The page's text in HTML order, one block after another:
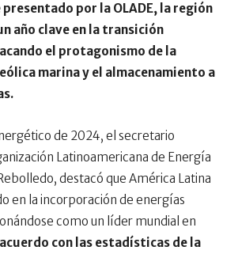
por la OLADE, la región
año clave en la transición
el protagonismo de la
marina y el almacenamiento a
de 2024, el secretario
Latinoamericana de Energía
destacó que América Latina
en la incorporación de energías
como un líder mundial en
acuerdo con las estadísticas de la